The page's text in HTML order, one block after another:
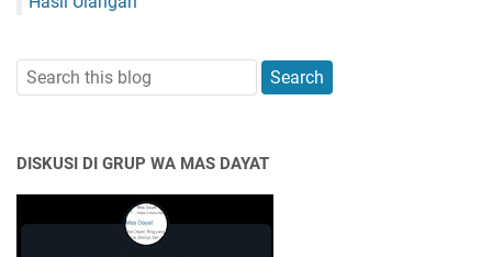
DISKUSI DI GRUP WA MAS DAYAT